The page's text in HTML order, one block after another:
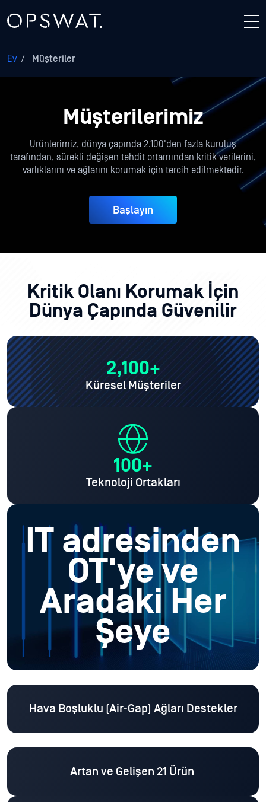
Ev / Müşteriler
Müşterilerimiz
Ürünlerimiz, dünya çapında 2.100'den fazla kuruluş
tarafından, sürekli değişen tehdit ortamından kritik verilerini,
varlıklarını ve ağlarını korumak için tercih edilmektedir.
Başlayın
Kritik Olanı Korumak İçin
Dünya Çapında Güvenilir
2,100+
Küresel Müşteriler
IT adresinden
OT'ye ve
Aradaki Her
Şeye
100+
Teknoloji Ortakları
Hava Boşluklu (Air-Gap) Ağları Destekler
Artan ve Gelişen 21 Ürün